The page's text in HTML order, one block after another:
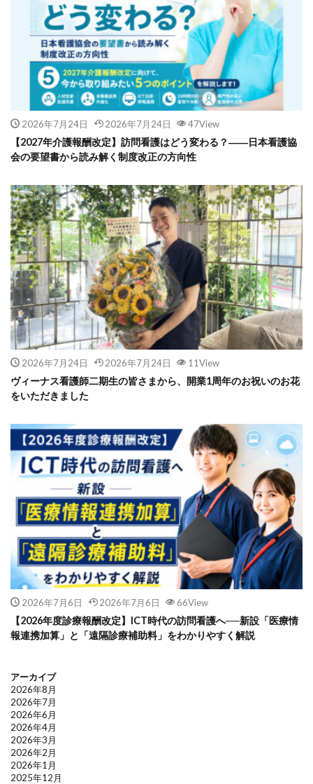
2026年7月24日 2026年7月24日 47View
【2027年介護報酬改定】訪問看護はどう変わる？――日本看護協
会の要望書から読み解く制度改正の方向性
2026年7月24日 2026年7月24日 11View
ヴィーナス看護師二期生の皆さまから、開業1周年のお祝いのお花
をいただきました
2026年7月6日 2026年7月6日 66View
【2026年度診療報酬改定】ICT時代の訪問看護へ──新設「医療情
報連携加算」と「遠隔診療補助料」をわかりやすく解説
アーカイブ
2026年8月
2026年7月
2026年6月
2026年4月
2026年3月
2026年2月
2026年1月
2025年12月